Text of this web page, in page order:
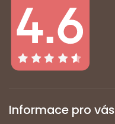
Informace pro vás